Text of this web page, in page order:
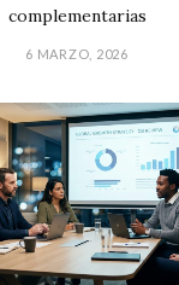
complementarias
6 MARZO, 2026